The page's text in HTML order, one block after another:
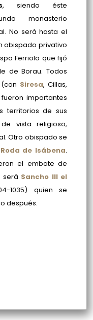
, siendo éste
monasterio
No será hasta el
obispado privativo
Ferriolo que fijó
de Borau. Todos
(con Siresa, Cillas,
importantes
territorios de sus
vista religioso,
Otro obispado se
Roda de Isábena.
el embate de
será Sancho III el
1035) quien se
después.